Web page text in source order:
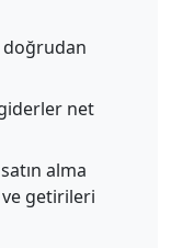
doğrudan
net
alma
getirileri